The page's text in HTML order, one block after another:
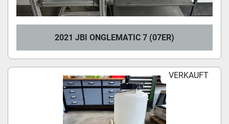
2021 JBI ONGLEMATIC 7 (07ER)
VERKAUFT